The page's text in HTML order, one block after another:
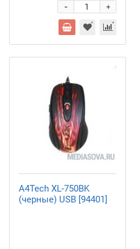
+
-
A4Tech XL-750BK
(черные) USB [94401]